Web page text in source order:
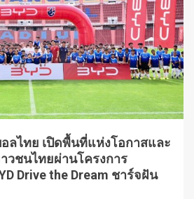
ลไทย เปิดพื้นที่แห่งโอกาสและ
วชนไทยผ่านโครงการ
Drive the Dream ชาร์จฝัน